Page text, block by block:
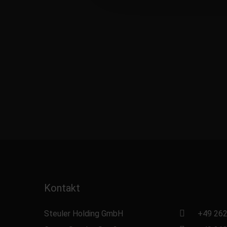
Kontakt
Steuler Holding GmbH
+49